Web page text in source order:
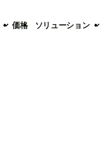
価格 ソリューション